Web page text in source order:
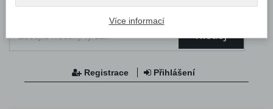
Hledej
Registrace Přihlášení
Více informací